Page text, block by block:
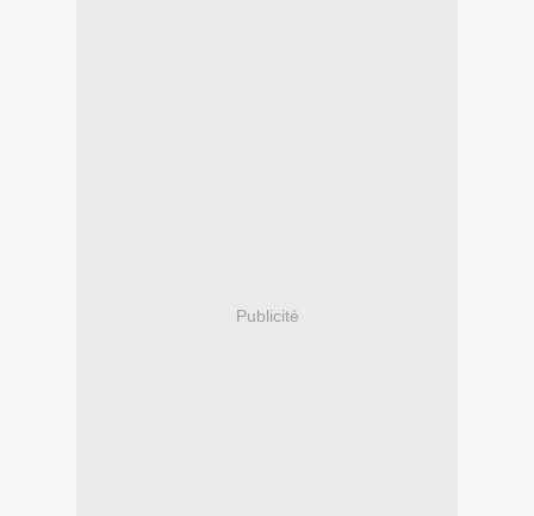
Publicité